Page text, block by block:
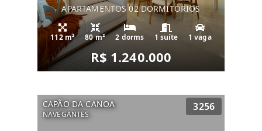
APARTAMENTOS 02 DORMITÓRIOS
112 m² 80 m² 2 dorms 1 suíte 1 vaga
R$ 1.240.000
CAPÃO DA CANOA
NAVEGANTES
3256